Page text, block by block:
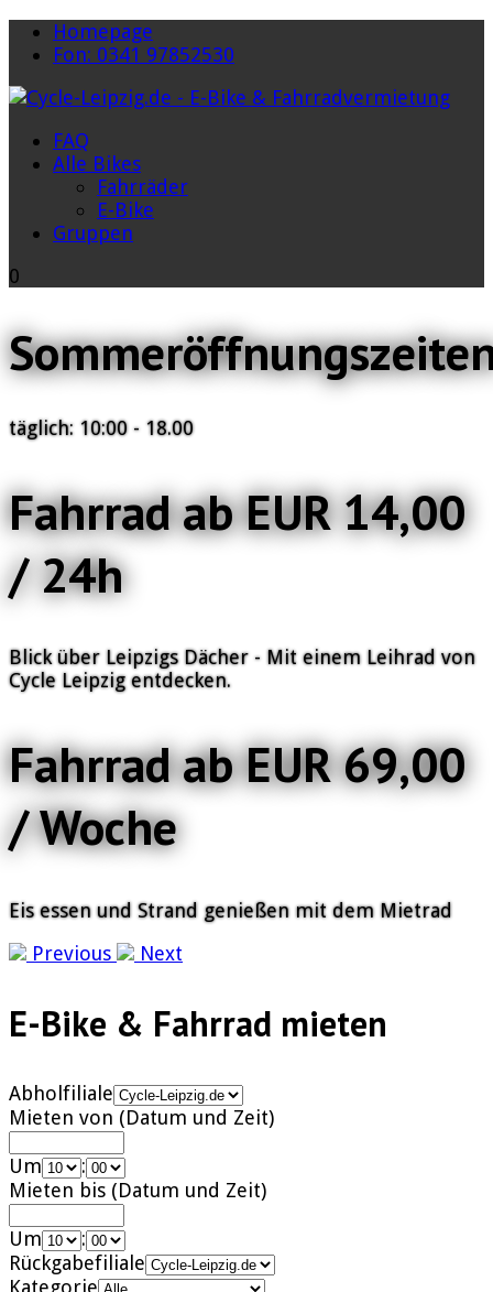
Homepage
Fon: 0341 97852530
FAQ
Alle Bikes
Fahrräder
E-Bike
Gruppen
0
täglich: 10:00 - 18.00
Fahrrad ab EUR 14,00
/ 24h
Blick über Leipzigs Dächer - Mit einem Leihrad von
Cycle Leipzig entdecken.
Fahrrad ab EUR 69,00
/ Woche
Eis essen und Strand genießen mit dem Mietrad
Previous
Next
E-Bike & Fahrrad mieten
Abholfiliale
Mieten von (Datum und Zeit)
Um
:
Mieten bis (Datum und Zeit)
Um
:
Rückgabefiliale
Kategorie